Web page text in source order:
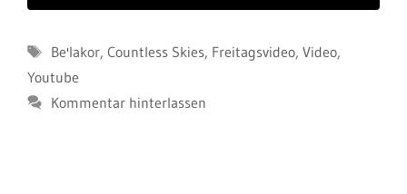
Schlagwörter
Be'lakor, Countless Skies, Freitagsvideo, Video,
Youtube
Kommentar hinterlassen